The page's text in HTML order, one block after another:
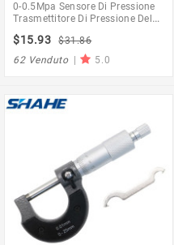
0-0.5Mpa Sensore Di Pressione
Trasmettitore Di Pressione Del
Di Pressione G1/4 Dc 5V Per Olio
Combustibile Gas Acqua Aria
$15.93
$31.86
62 Venduto | 5.0